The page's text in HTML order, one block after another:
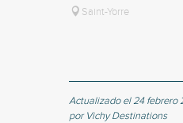
Saint-Yorre
Actualizado el 24 febrero
por Vichy Destinations